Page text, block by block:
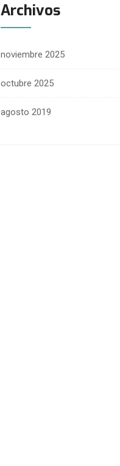
Archivos
noviembre 2025
octubre 2025
agosto 2019